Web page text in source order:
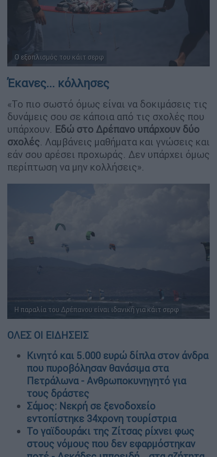
Ο εξοπλισμός του κάιτ σερφ
Έκανες... κόλλησες
«Το πιο σωστό όμως είναι να δοκιμάσεις τις
δυνάμεις σου σε κάποια από τις σχολές που
υπάρχουν. Εδώ στο Δρέπανο υπάρχουν δύο
σχολές. Λαμβάνεις μαθήματα και γνώσεις και
εάν σου αρέσει προχωράς. Δεν υπάρχει όμως
περίπτωση να μην κολλήσεις».
Η παραλία του Δρέπανου είναι ιδανική για κάιτ σερφ
ΟΛΕΣ ΟΙ ΕΙΔΗΣΕΙΣ
Κινητό και 5.000 ευρώ δίπλα στον άνδρα
που πυροβόλησαν θανάσιμα στα
Πετράλωνα - Ανθρωποκυνηγητό για
τους δράστες
Σάμος: Νεκρή σε ξενοδοχείο
εντοπίστηκε 34χρονη τουρίστρια
Το γαϊδουράκι της Ζίτσας ρίχνει φως
στους νόμους που δεν εφαρμόστηκαν